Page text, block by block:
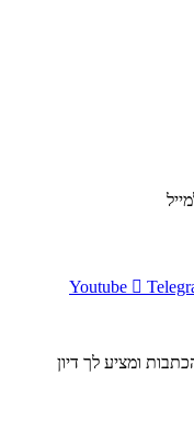
Youtube
ומציע לך דיון